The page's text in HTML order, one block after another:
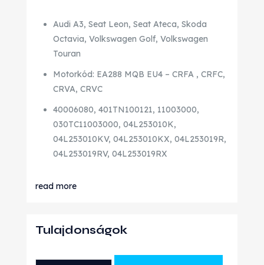
Audi A3, Seat Leon, Seat Ateca, Skoda
Octavia, Volkswagen Golf, Volkswagen
Touran
Motorkód: EA288 MQB EU4 – CRFA , CRFC,
CRVA, CRVC
40006080, 401TN100121, 11003000,
030TC11003000, 04L253010K,
04L253010KV, 04L253010KX, 04L253019R,
04L253019RV, 04L253019RX
read more
Tulajdonságok